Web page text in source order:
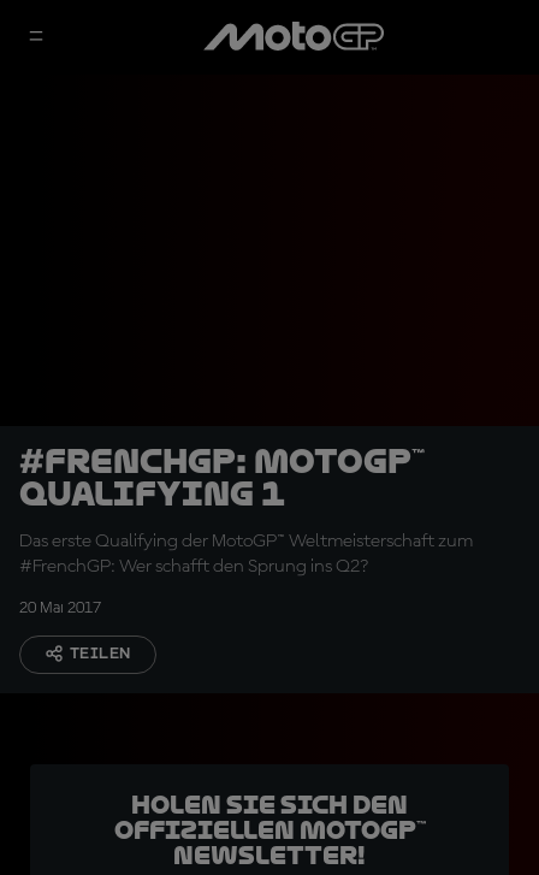
#FrenchGP: MotoGP™
Qualifying 1
Das erste Qualifying der MotoGP™ Weltmeisterschaft zum
#FrenchGP: Wer schafft den Sprung ins Q2?
20 Mai 2017
TEILEN
Holen Sie sich den
offiziellen MotoGP™
Newsletter!